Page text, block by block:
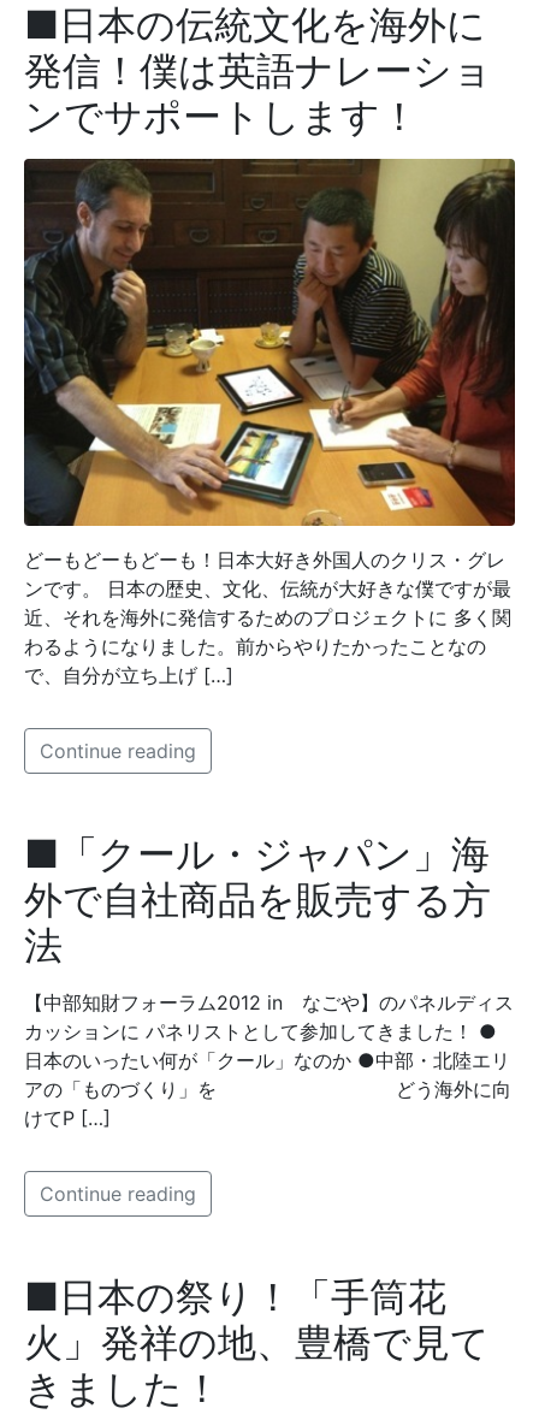
■日本の伝統文化を海外に
発信！僕は英語ナレーショ
ンでサポートします！
どーもどーもどーも！日本大好き外国人のクリス・グレ
ンです。 日本の歴史、文化、伝統が大好きな僕ですが最
近、それを海外に発信するためのプロジェクトに 多く関
わるようになりました。前からやりたかったことなの
で、自分が立ち上げ […]
Continue reading
■「クール・ジャパン」海
外で自社商品を販売する方
法
【中部知財フォーラム2012 in なごや】のパネルディス
カッションに パネリストとして参加してきました！ ●
日本のいったい何が「クール」なのか ●中部・北陸エリ
アの「ものづくり」を どう海外に向
けてP […]
Continue reading
■日本の祭り！「手筒花
火」発祥の地、豊橋で見て
きました！